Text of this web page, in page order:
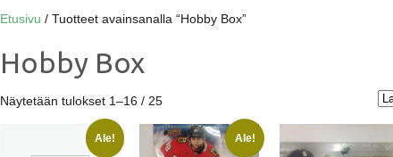
Etusivu / Tuotteet avainsanalla “Hobby Box”
Hobby Box
Näytetään tulokset 1–16 / 25
Ale! Ale!